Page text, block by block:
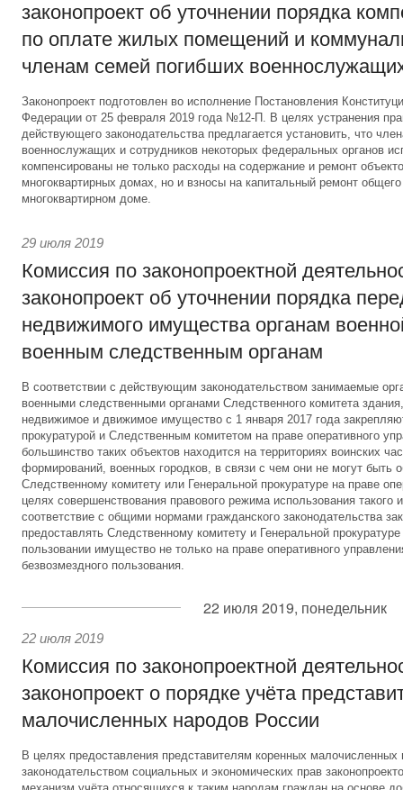
законопроект об уточнении порядка
по оплате жилых помещений и
членам семей погибших
Законопроект подготовлен во исполнение Постановления
Федерации от 25 февраля 2019 года №12-П. В целях устранения
действующего законодательства предлагается установить, что
военнослужащих и сотрудников некоторых федеральных органов
компенсированы не только расходы на содержание и ремонт
многоквартирных домах, но и взносы на капитальный ремонт
многоквартирном доме.
29 июля 2019
Комиссия по законопроектной
законопроект об уточнении порядка
недвижимого имущества органам
военным следственным органам
В соответствии с действующим законодательством занимаемые
военными следственными органами Следственного комитета
недвижимое и движимое имущество с 1 января 2017 года
прокуратурой и Следственным комитетом на праве оперативного
большинство таких объектов находится на территориях воинских
формирований, военных городков, в связи с чем они не могут быть
Следственному комитету или Генеральной прокуратуре на праве
целях совершенствования правового режима использования такого
соответствие с общими нормами гражданского законодательства
предоставлять Следственному комитету и Генеральной
пользовании имущество не только на праве оперативного
безвозмездного пользования.
22 июля 2019, понедельник
22 июля 2019
Комиссия по законопроектной
законопроект о порядке учёта
малочисленных народов России
В целях предоставления представителям коренных
законодательством социальных и экономических прав